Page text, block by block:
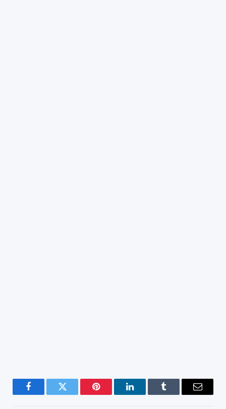
FacebookTwitter Pinterest LinkedInTumblr Email